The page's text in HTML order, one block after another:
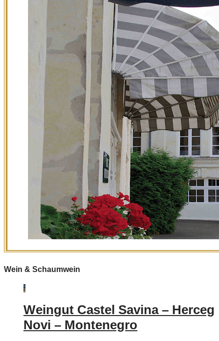
Wein & Schaumwein
Weingut Castel Savina – Herceg
Novi – Montenegro